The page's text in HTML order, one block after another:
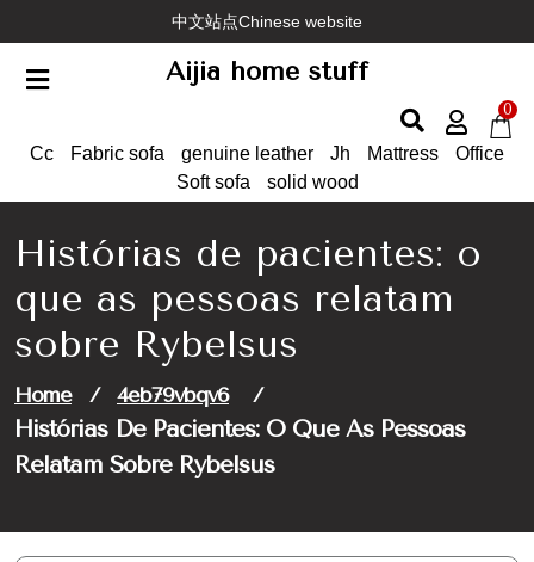
to
content
中文站点Chinese website
Aijia home stuff
0
Cc Fabric sofa genuine leather Jh Mattress
Office
Soft sofa
solid wood
Histórias de pacientes: o
que as pessoas relatam
sobre Rybelsus
Home / 4eb79vbqv6 /
Histórias De Pacientes: O Que As Pessoas
Relatam Sobre Rybelsus